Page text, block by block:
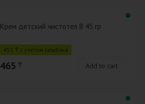
Крем детский чистотел В 45 гр
451 ₸ с учётом кешбэка
465 ₸ Add to cart